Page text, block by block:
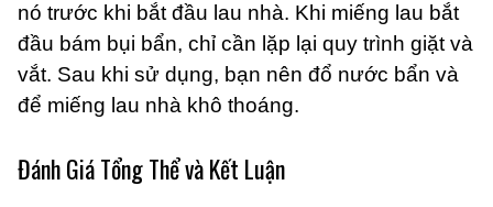
nó trước khi bắt đầu lau nhà. Khi miếng lau bắt
đầu bám bụi bẩn, chỉ cần lặp lại quy trình giặt và
vắt. Sau khi sử dụng, bạn nên đổ nước bẩn và
để miếng lau nhà khô thoáng.
Đánh Giá Tổng Thể và Kết Luận